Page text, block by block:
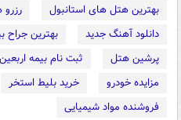
بهترین هتل های استانبول
دانلود آهنگ جدید
بهترین جراح
پرشین هتل
ثبت نام بیمه اربعین
مزایده خودرو
خرید بلیط استخر
فروشنده مواد شیمیایی